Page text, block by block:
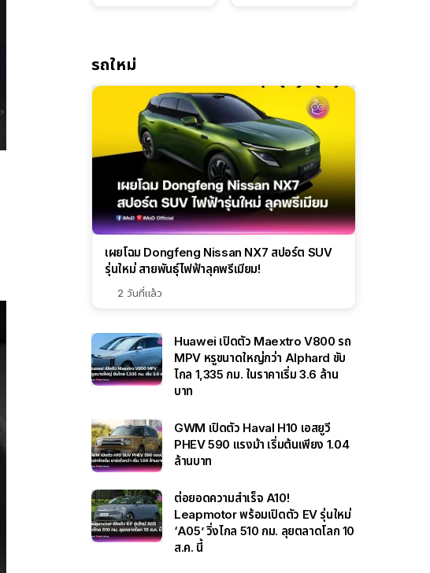
IntelliHouse และ
EverCORE โซลูชัน
ESS ครบวงจร
รถใหม่
เผยโฉม Dongfeng Nissan NX7 สปอร์ต SUV
รุ่นใหม่ สายพันธุ์ไฟฟ้าลุคพรีเมียม!
2 วันที่แล้ว
Huawei เปิดตัว Maextro V800 รถ
MPV หรูขนาดใหญ่กว่า Alphard ขับ
ไกล 1,335 กม. ในราคาเริ่ม 3.6 ล้าน
บาท
GWM เปิดตัว Haval H10 เอสยูวี
PHEV 590 แรงม้า เริ่มต้นเพียง 1.04
ล้านบาท
ต่อยอดความสำเร็จ A10!
Leapmotor พร้อมเปิดตัว EV รุ่นใหม่
‘A05’ วิ่งไกล 510 กม. ลุยตลาดโลก 10
ส.ค. นี้